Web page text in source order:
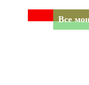
Все